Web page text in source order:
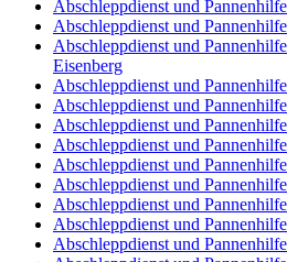
Abschleppdienst und
Abschleppdienst und
Abschleppdienst und
Eisenberg
Abschleppdienst und
Abschleppdienst und
Abschleppdienst und
Abschleppdienst und
Abschleppdienst und
Abschleppdienst und
Abschleppdienst und
Abschleppdienst und
Abschleppdienst und